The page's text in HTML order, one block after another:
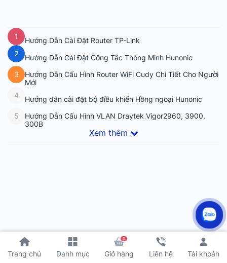
Trang chủ Danh mục
0
Giỏ hàng Liên hệ Tài khoản
1
Hướng Dẫn Cài Đặt Router TP-Link
2
Hướng Dẫn Cài Đặt Công Tắc Thông Minh Hunonic
3
Hướng Dẫn Cấu Hình Router WiFi Cudy Chi Tiết Cho Người
Mới
4
Hướng dẫn cài đặt bộ điều khiển Hồng ngoại Hunonic
5
Hướng Dẫn Cấu Hình VLAN Draytek Vigor2960, 3900,
300B
Xem thêm